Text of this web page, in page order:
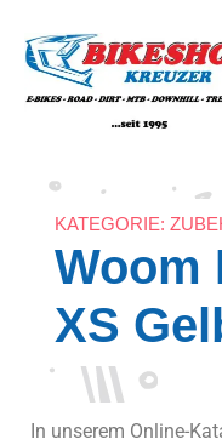
Inhalt
springen
KATEGORIE:
Woom
XS
In unserem Online-